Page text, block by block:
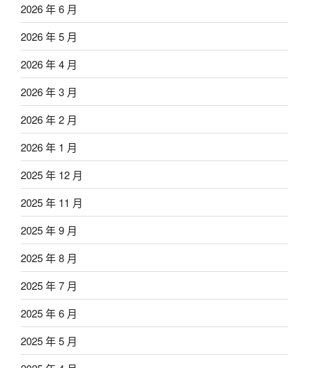
2026 年 6 月
2026 年 5 月
2026 年 4 月
2026 年 3 月
2026 年 2 月
2026 年 1 月
2025 年 12 月
2025 年 11 月
2025 年 9 月
2025 年 8 月
2025 年 7 月
2025 年 6 月
2025 年 5 月